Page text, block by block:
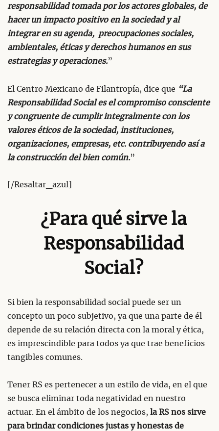
responsabilidad tomada por los actores globales, de
hacer un impacto positivo en la sociedad y al
integrar en su agenda, preocupaciones sociales,
ambientales, éticas y derechos humanos en sus
estrategias y operaciones.”
El Centro Mexicano de Filantropía, dice que “La
Responsabilidad Social es el compromiso consciente
y congruente de cumplir integralmente con los
valores éticos de la sociedad, instituciones,
organizaciones, empresas, etc. contribuyendo así a
la construcción del bien común.”
[/Resaltar_azul]
¿Para qué sirve la
Responsabilidad
Social?
Si bien la responsabilidad social puede ser un
concepto un poco subjetivo, ya que una parte de él
depende de su relación directa con la moral y ética,
es imprescindible para todos ya que trae beneficios
tangibles comunes.
Tener RS es pertenecer a un estilo de vida, en el que
se busca eliminar toda negatividad en nuestro
actuar. En el ámbito de los negocios, la RS nos sirve
para brindar condiciones justas y honestas de